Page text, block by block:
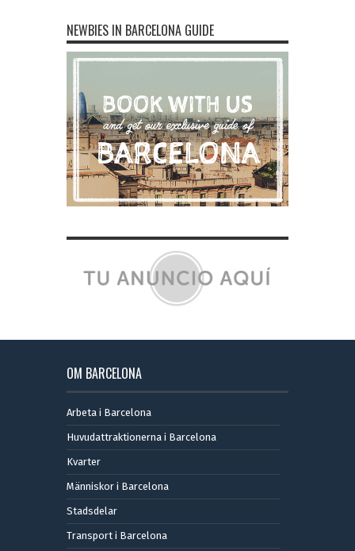
NEWBIES IN BARCELONA GUIDE
OM BARCELONA
Arbeta i Barcelona
Huvudattraktionerna i Barcelona
Kvarter
Människor i Barcelona
Stadsdelar
Transport i Barcelona